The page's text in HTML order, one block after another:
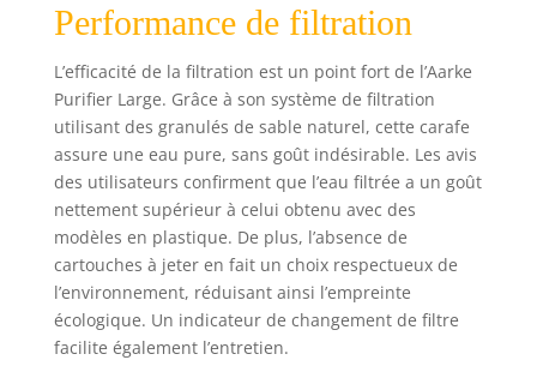
savoureuse. 100 %
vaisselle Poignée
robuste fabriquée
à partir de
plastique recyclé
et certifié Ocean
Bound.
Performance de filtration
L’efficacité de la filtration est un point fort de l’Aarke
Purifier Large. Grâce à son système de filtration
utilisant des granulés de sable naturel, cette carafe
assure une eau pure, sans goût indésirable. Les avis
des utilisateurs confirment que l’eau filtrée a un goût
nettement supérieur à celui obtenu avec des
modèles en plastique. De plus, l’absence de
cartouches à jeter en fait un choix respectueux de
l’environnement, réduisant ainsi l’empreinte
écologique. Un indicateur de changement de filtre
facilite également l’entretien.